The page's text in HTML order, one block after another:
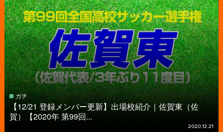
ガチ
【12/21 登録メンバー更新】出場校紹介｜佐賀東（佐
賀）【2020年 第99回...
2020.12.21